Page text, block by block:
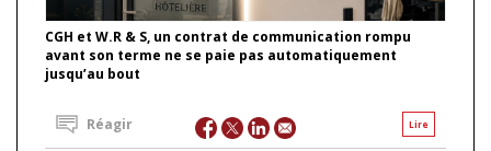
CGH et W.R & S, un contrat de communication rompu
avant son terme ne se paie pas automatiquement
jusqu’au bout
Lire
Réagir